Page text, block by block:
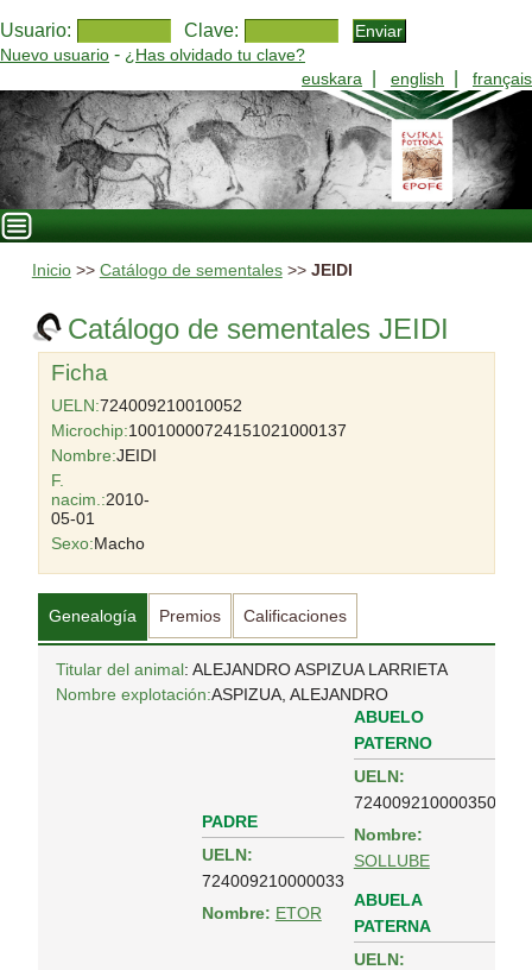
Usuario: Clave:
Nuevo usuario - ¿Has olvidado tu clave?
euskara
english français
Inicio>> Catálogo de sementales>> JEIDI
Catálogo de sementales JEIDI
Ficha
UELN:724009210010052
Microchip:10010000724151021000137
Nombre:JEIDI
F.
nacim.:2010-
05-01
Sexo:Macho
Genealogía Premios Calificaciones
Titular del animal: ALEJANDRO ASPIZUA LARRIETA
Nombre explotación:ASPIZUA, ALEJANDRO
PADRE
UELN:
724009210000033
Nombre: ETOR
ABUELO
PATERNO
UELN:
724009210000350
Nombre:
SOLLUBE
ABUELA
PATERNA
UELN: